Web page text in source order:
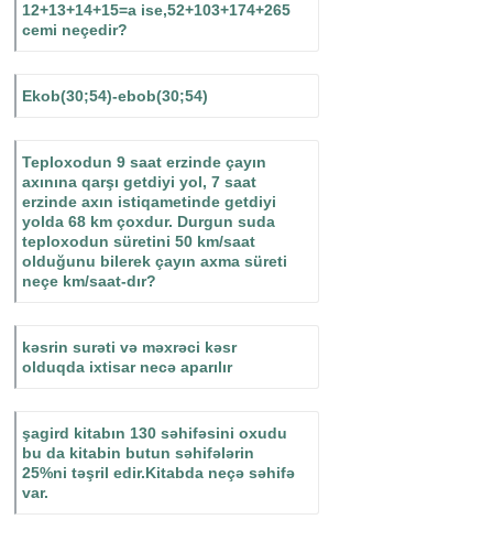
12+13+14+15=a ise,52+103+174+265
cemi neçedir?
Ekob(30;54)-ebob(30;54)
Teploxodun 9 saat erzinde çayın
axınına qarşı getdiyi yol, 7 saat
erzinde axın istiqametinde getdiyi
yolda 68 km çoxdur. Durgun suda
teploxodun süretini 50 km/saat
olduğunu bilerek çayın axma süreti
neçe km/saat-dır?
kəsrin surəti və məxrəci kəsr
olduqda ixtisar necə aparılır
şagird kitabın 130 səhifəsini oxudu
bu da kitabin butun səhifələrin
25%ni təşril edir.Kitabda neçə səhifə
var.